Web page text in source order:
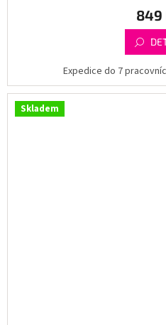
849
Expedice do 7
Skladem